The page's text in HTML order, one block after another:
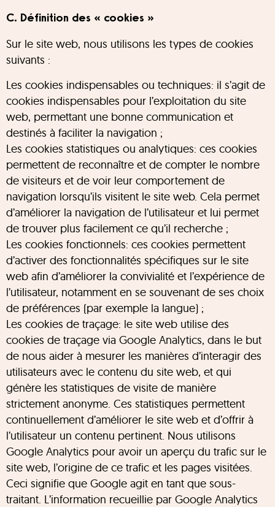
C. Définition des « cookies »
Sur le site web, nous utilisons les types de cookies
suivants :
Les cookies indispensables ou techniques: il s’agit de
cookies indispensables pour l’exploitation du site
web, permettant une bonne communication et
destinés à faciliter la navigation ;
Les cookies statistiques ou analytiques: ces cookies
permettent de reconnaître et de compter le nombre
de visiteurs et de voir leur comportement de
navigation lorsqu’ils visitent le site web. Cela permet
d’améliorer la navigation de l’utilisateur et lui permet
de trouver plus facilement ce qu’il recherche ;
Les cookies fonctionnels: ces cookies permettent
d’activer des fonctionnalités spécifiques sur le site
web afin d’améliorer la convivialité et l’expérience de
l’utilisateur, notamment en se souvenant de ses choix
de préférences (par exemple la langue) ;
Les cookies de traçage: le site web utilise des
cookies de traçage via Google Analytics, dans le but
de nous aider à mesurer les manières d’interagir des
utilisateurs avec le contenu du site web, et qui
génère les statistiques de visite de manière
strictement anonyme. Ces statistiques permettent
continuellement d’améliorer le site web et d’offrir à
l’utilisateur un contenu pertinent. Nous utilisons
Google Analytics pour avoir un aperçu du trafic sur le
site web, l’origine de ce trafic et les pages visitées.
Ceci signifie que Google agit en tant que sous-
traitant. L’information recueillie par Google Analytics